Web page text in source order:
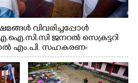
വിവരിച്ചപ്പോൾ
ജനറൽ സെക്രട്ടറി
എം.പി. സഹകരണ-
എം. ലിജു, എന്നിവർ